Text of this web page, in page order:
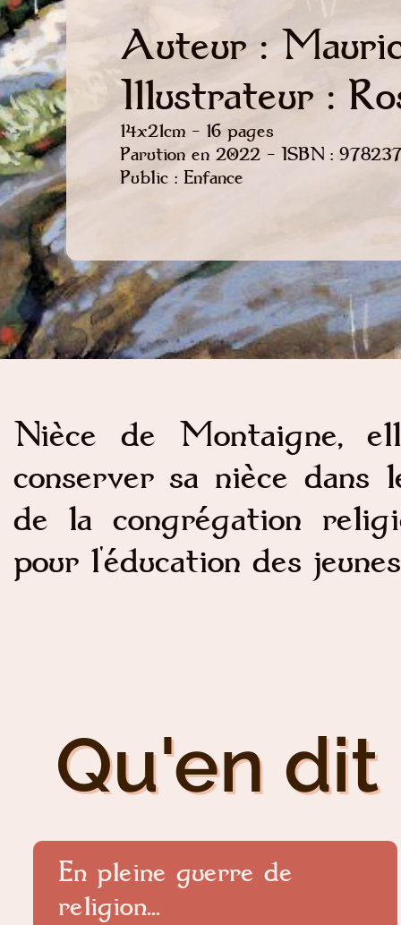
Auteur :
Illustrateur :
14x21cm - 16 pages
Parution en 2022 - ISBN :
Public : Enfance
Nièce de Montaigne,
conserver sa nièce
de la congrégation
pour l'éducation des
Qu'en dit
En pleine guerre de
religion...